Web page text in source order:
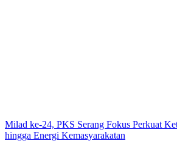
Milad ke-24, PKS Serang Fokus Perkuat
hingga Energi Kemasyarakatan